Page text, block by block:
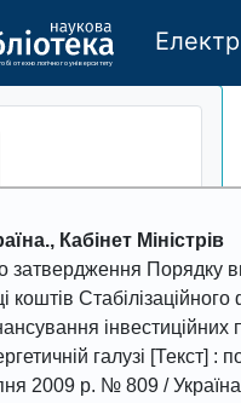
о бі отехно логічно го універси тету
Кабінет Міністрів
затвердження Порядку
коштів
інвестиційних
галузі [Текст] :
2009 р. № 809 / Україна.